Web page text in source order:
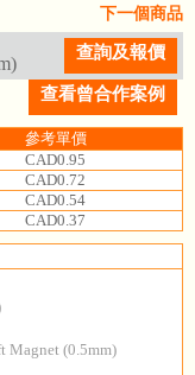
下一個商品
查詢及報價
查看曾合作案例
參考單價
CAD0.95
CAD0.72
CAD0.54
CAD0.37
Magnet (0.5mm)